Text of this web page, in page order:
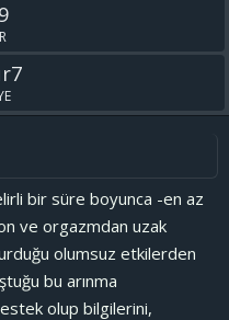
bir süre boyunca -en az
ve orgazmdan uzak
olumsuz etkilerden
bu arınma
olup bilgilerini,